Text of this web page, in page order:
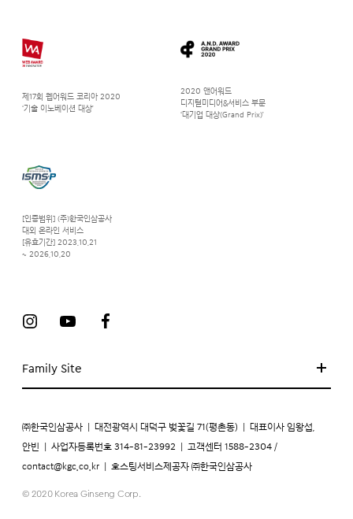
Family Site
제17회 웹어워드 코리아 2020
‘기술 이노베이션 대상’
2020 앤어워드
디지털미디어&서비스 부문
‘대기업 대상(Grand Prix)’
[인증범위] (주)한국인삼공사
대외 온라인 서비스
[유효기간] 2023.10.21
~ 2026.10.20
㈜한국인삼공사 대전광역시 대덕구 벚꽃길 71(평촌동) 대표이사 임왕섭,
안빈 사업자등록번호 314-81-23992 고객센터 1588-2304 /
contact@kgc.co.kr 호스팅서비스제공자 ㈜한국인삼공사
© 2020 Korea Ginseng Corp.